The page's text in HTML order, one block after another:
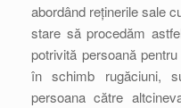
abordând reținerile sale
stare să procedăm
potrivită persoană
în schimb rugăciuni,
persoana către